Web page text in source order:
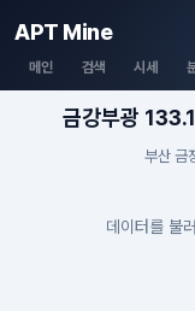
APT Mine
메인 검색 시세
금강부광
부산 금
데이터를 불